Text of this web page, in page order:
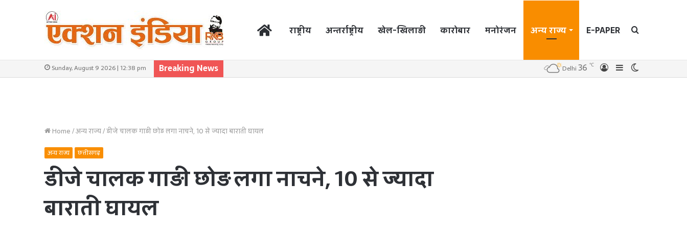
राष्ट्रीय अन्तर्राष्ट्रीय खेल-खिलाड़ी कारोबार मनोरंजन अन्य राज्य E-PAPER Search
Sunday, August 9 2026 | 12:38 pm Breaking News Sidebar
Log
Delhi 36 ℃
Home/अन्य राज्य/डीजे चालक गाड़ी छोड़ लगा नाचने, 10 से ज्यादा बाराती घायल
अन्य राज्य छत्तीसगढ़
डीजे चालक गाड़ी छोड़ लगा नाचने, 10 से ज्यादा
बाराती घायल